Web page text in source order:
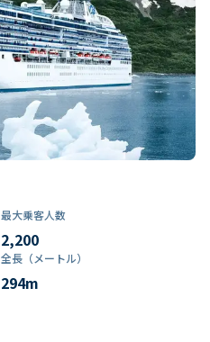
最大乗客人数
2,200
全長（メートル）
294m